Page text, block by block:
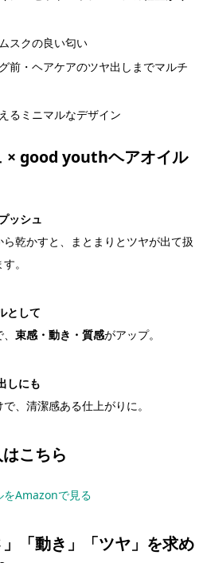
スクの良い匂い
前・ヘアケアのツヤ出しまでマルチ
るミニマルなデザイン
× good youthヘアオイル
ッシュ
乾かすと、まとまりとツヤが出て扱
。
として
束感・動き・質感がアップ。
しにも
、清潔感ある仕上がりに。
こちら
Amazonで見る
「動き」「ツヤ」を求め